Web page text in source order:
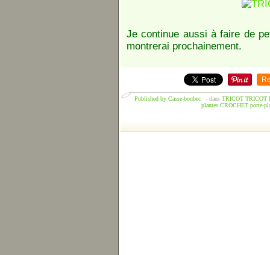
Je continue aussi à faire de
montrerai prochainement.
Published by Casse-bonbec - dans TRICOT TRICOT
plantes CROCHET porte-